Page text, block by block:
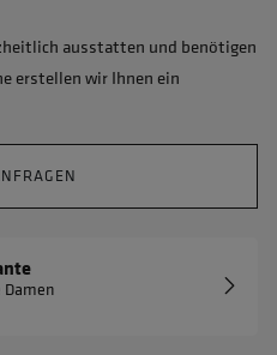
ausstatten und benötigen
erstellen wir Ihnen ein
Damen